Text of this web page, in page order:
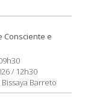
Consciente e
/ 12h30
Barreto